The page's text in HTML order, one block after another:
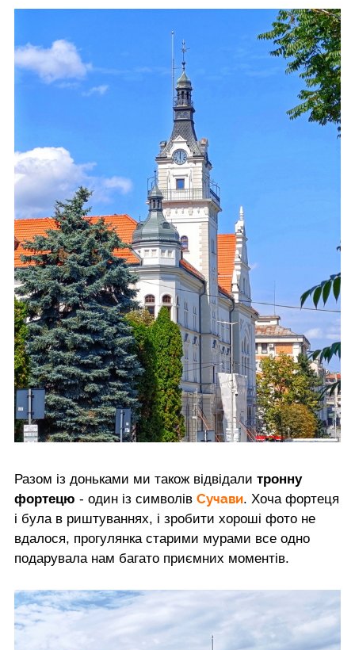
Разом із доньками ми також відвідали тронну
фортецю - один із символів Сучави. Хоча фортеця
і була в риштуваннях, і зробити хороші фото не
вдалося, прогулянка старими мурами все одно
подарувала нам багато приємних моментів.